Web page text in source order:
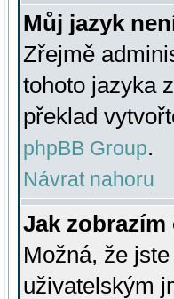
Můj jazyk
Zřejmě
tohoto jazyka
překlad
phpBB Group.
Návrat nahoru
Jak
Možná, že
uživatelským